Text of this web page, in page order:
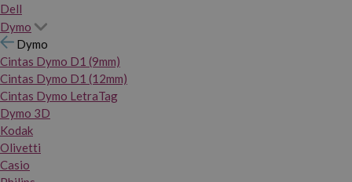
Dell
Dymo
Dymo
Cintas Dymo D1 (9mm)
Cintas Dymo D1 (12mm)
Cintas Dymo LetraTag
Dymo 3D
Kodak
Olivetti
Casio